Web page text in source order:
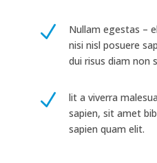
N
Nullam egestas –
nisi nisl posuere
dui risus diam non
N
lit a viverra
sapien, sit amet
sapien quam elit.